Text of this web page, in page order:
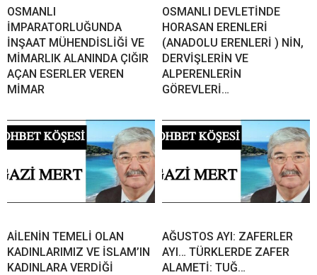
OSMANLI
İMPARATORLUĞUNDA
İNŞAAT MÜHENDİSLİĞİ VE
MİMARLIK ALANINDA ÇIĞIR
AÇAN ESERLER VEREN
MİMAR
OSMANLI DEVLETİNDE
HORASAN ERENLERİ
(ANADOLU ERENLERİ ) NİN,
DERVİŞLERİN VE
ALPERENLERİN
GÖREVLERİ…
AİLENİN TEMELİ OLAN
KADINLARIMIZ VE İSLAM’IN
KADINLARA VERDİĞİ
AĞUSTOS AYI: ZAFERLER
AYI… TÜRKLERDE ZAFER
ALAMETİ: TUĞ…